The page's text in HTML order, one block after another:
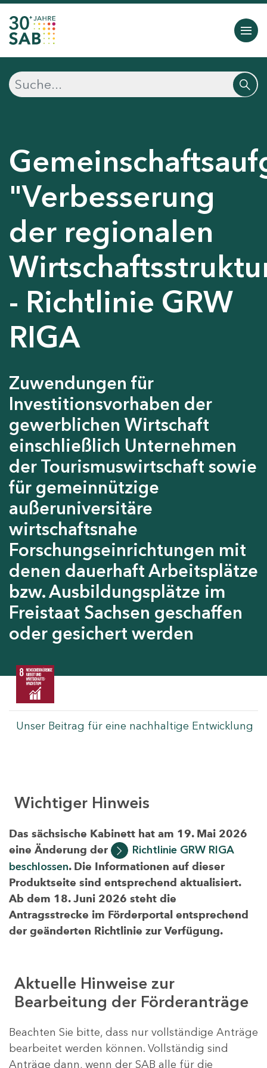
"Verbesserung
der regionalen
- Richtlinie GRW
RIGA
Zuwendungen für
Investitionsvorhaben der
gewerblichen Wirtschaft
einschließlich Unternehmen
der Tourismuswirtschaft sowie
für gemeinnützige
außeruniversitäre
wirtschaftsnahe
Forschungseinrichtungen mit
denen dauerhaft Arbeitsplätze
bzw. Ausbildungsplätze im
Freistaat Sachsen geschaffen
oder gesichert werden
Unser Beitrag für eine nachhaltige Entwicklung
Wichtiger Hinweis
Das sächsische Kabinett hat am 19. Mai 2026
eine Änderung der
Richtlinie GRW RIGA
beschlossen. Die Informationen auf dieser
Produktseite sind entsprechend aktualisiert.
Ab dem 18. Juni 2026 steht die
Antragsstrecke im Förderportal entsprechend
der geänderten Richtlinie zur Verfügung.
Aktuelle Hinweise zur
Bearbeitung der Förderanträge
Beachten Sie bitte, dass nur vollständige Anträge
bearbeitet werden können. Vollständig sind
Anträge dann, wenn der SAB alle für die